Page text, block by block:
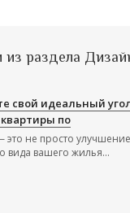
из раздела
свой идеальный
по
это не просто улучшение
вида вашего жилья...